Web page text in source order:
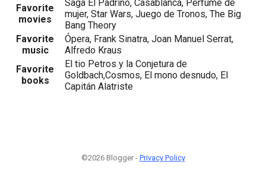
Favorite
movies
Saga El Padrino, Casablanca, Perfume de
mujer, Star Wars, Juego de Tronos, The Big
Bang Theory
Favorite
music
Ópera, Frank Sinatra, Joan Manuel Serrat,
Alfredo Kraus
Favorite
books
El tio Petros y la Conjetura de
Goldbach,Cosmos, El mono desnudo, El
Capitán Alatriste
©2026 Blogger - Privacy Policy